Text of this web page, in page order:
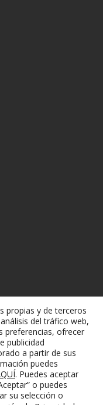
Industriales de
propias y de terceros
del tráfico web,
preferencias, ofrecer
publicidad
a partir de sus
puedes
. Puedes aceptar
o puedes
su selección o